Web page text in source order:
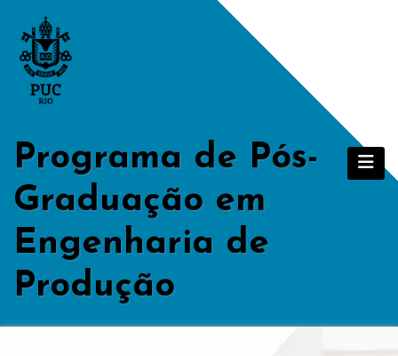
content
Programa de Pós-
Graduação em
Engenharia de
Produção